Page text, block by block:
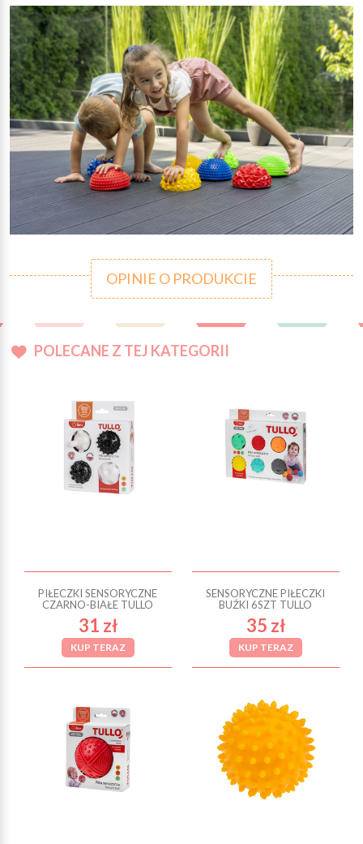
OPINIE O PRODUKCIE
POLECANE Z TEJ KATEGORII
PIŁECZKI SENSORYCZNE
CZARNO-BIAŁE TULLO
31 zł
KUP TERAZ
SENSORYCZNE PIŁECZKI
BUŹKI 6SZT TULLO
35 zł
KUP TERAZ